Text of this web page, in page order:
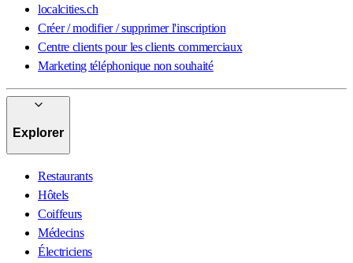
localcities.ch
Créer / modifier / supprimer l'inscription
Centre clients pour les clients commerciaux
Marketing téléphonique non souhaité
Explorer
Restaurants
Hôtels
Coiffeurs
Médecins
Électriciens